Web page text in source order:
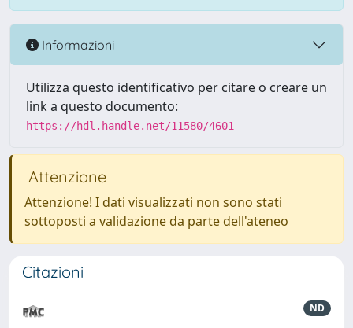
Informazioni
Utilizza questo identificativo per citare o creare un
link a questo documento:
https://hdl.handle.net/11580/4601
Attenzione
Attenzione! I dati visualizzati non sono stati
sottoposti a validazione da parte dell'ateneo
Citazioni
ND